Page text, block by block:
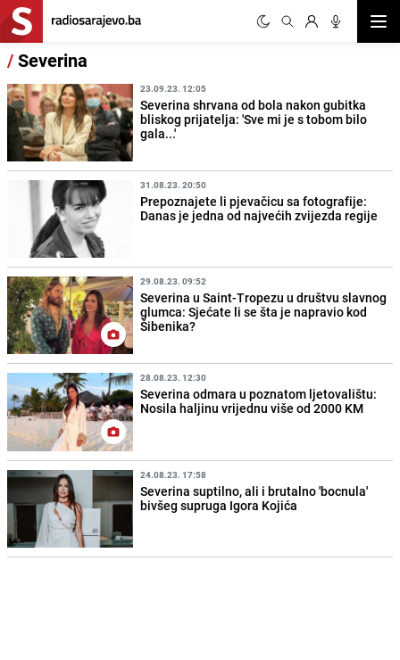
/Severina
23.09.23. 12:05
Severina shrvana od bola nakon gubitka
bliskog prijatelja: 'Sve mi je s tobom bilo
gala...'
31.08.23. 20:50
Prepoznajete li pjevačicu sa fotografije:
Danas je jedna od najvećih zvijezda regije
29.08.23. 09:52
Severina u Saint-Tropezu u društvu slavnog
glumca: Sjećate li se šta je napravio kod
Šibenika?
28.08.23. 12:30
Severina odmara u poznatom ljetovalištu:
Nosila haljinu vrijednu više od 2000 KM
24.08.23. 17:58
Severina suptilno, ali i brutalno 'bocnula'
bivšeg supruga Igora Kojića